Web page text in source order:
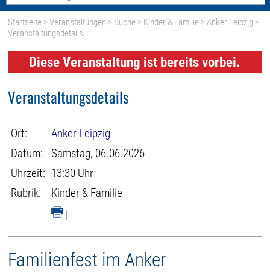
Startseite >Veranstaltungen > Suche > Kinder & Familie >Anker Leipzig >
Veranstaltungsdetails
Diese Veranstaltung ist bereits vorbei.
Veranstaltungsdetails
Ort:
Anker Leipzig
Datum:
Samstag, 06.06.2026
Uhrzeit: 13:30 Uhr
Rubrik:
Kinder & Familie
|
Familienfest im Anker